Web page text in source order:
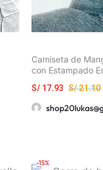
Camiseta de
con Estampado
Regular, Ropa de
Primavera/
Exteriores,
S/21.10
S/ 17.93
-15%